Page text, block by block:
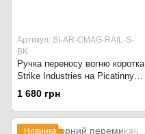
Артикул: SI-AR-CMAG-RAIL-S-
BK
Ручка переносу вогню коротка
Strike Industries на Picatinny
SI-AR-CMAG-RAIL-S-FDE Flat
Dark Earth
1 680 грн
Новинка